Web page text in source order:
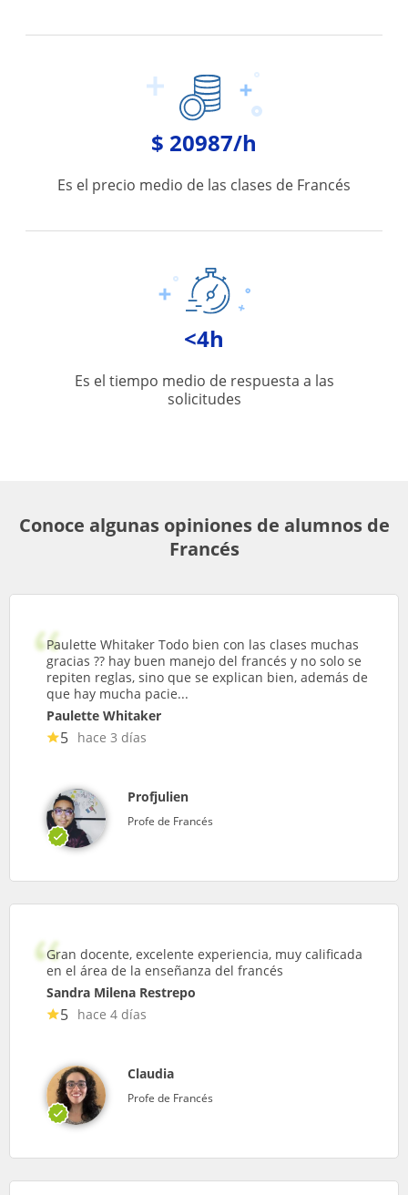
$ 20987/h
Es el precio medio de las clases de Francés
<4h
Es el tiempo medio de respuesta a las
solicitudes
Conoce algunas opiniones de alumnos de
Francés
Paulette Whitaker Todo bien con las clases muchas
gracias ?? hay buen manejo del francés y no solo se
repiten reglas, sino que se explican bien, además de
que hay mucha pacie...
Paulette Whitaker
5 hace 3 días
Profjulien
Profe de Francés
Gran docente, excelente experiencia, muy calificada
en el área de la enseñanza del francés
Sandra Milena Restrepo
5 hace 4 días
Claudia
Profe de Francés